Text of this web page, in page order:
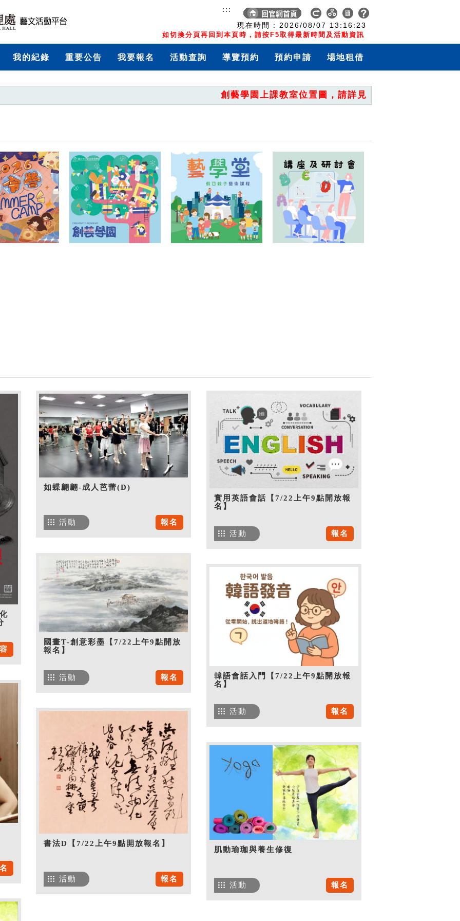
現在時間 : 2026/08/07 13:16:23
如切換分頁再回到本頁時，請按F5取得最新時間及活動資訊
:::
我的紀錄 重要公告 我要報名 活動查詢 導覽預約 預約申請 場地租借
創藝學園上課教室位置圖，請詳見「重要公告」。
如蝶翩翩-成人芭蕾(D)
報名
活動
實用英語會話【7/22上午9點開放報
名】
報名
活動
國畫T-創意彩墨【7/22上午9點開放
報名】
報名
活動
韓語會話入門【7/22上午9點開放報
名】
報名
活動
書法D【7/22上午9點開放報名】
報名
活動
肌動瑜珈與養生修復
報名
活動